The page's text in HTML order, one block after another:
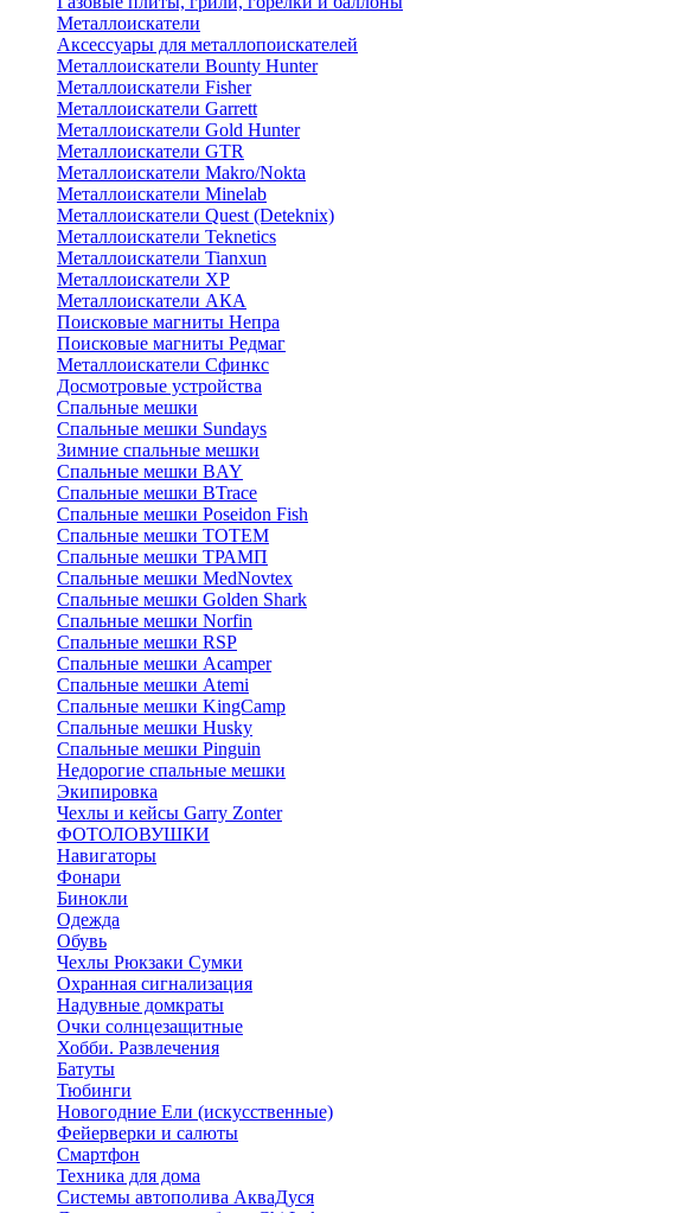
Металлоискатели
Аксессуары для металлопоискателей
Металлоискатели Bounty Hunter
Металлоискатели Fisher
Металлоискатели Garrett
Металлоискатели Gold Hunter
Металлоискатели GTR
Металлоискатели Makro/Nokta
Металлоискатели Minelab
Металлоискатели Quest (Deteknix)
Металлоискатели Teknetics
Металлоискатели Tianxun
Металлоискатели XP
Металлоискатели АКА
Поисковые магниты Непра
Поисковые магниты Редмаг
Металлоискатели Сфинкс
Досмотровые устройства
Спальные мешки
Спальные мешки Sundays
Зимние спальные мешки
Спальные мешки BAY
Спальные мешки BTrace
Спальные мешки Poseidon Fish
Спальные мешки ТОТЕМ
Спальные мешки ТРАМП
Cпальные мешки MedNovtex
Спальные мешки Golden Shark
Спальные мешки Norfin
Спальные мешки RSP
Спальные мешки Acamper
Спальные мешки Atemi
Спальные мешки KingCamp
Спальные мешки Husky
Спальные мешки Pinguin
Недорогие спальные мешки
Экипировка
Чехлы и кейсы Garry Zonter
ФОТОЛОВУШКИ
Навигаторы
Фонари
Бинокли
Одежда
Обувь
Чехлы Рюкзаки Сумки
Охранная сигнализация
Надувные домкраты
Очки солнцезащитные
Хобби. Развлечения
Батуты
Тюбинги
Новогодние Ели (искусственные)
Фейерверки и салюты
Смартфон
Техника для дома
Системы автополива АкваДуся